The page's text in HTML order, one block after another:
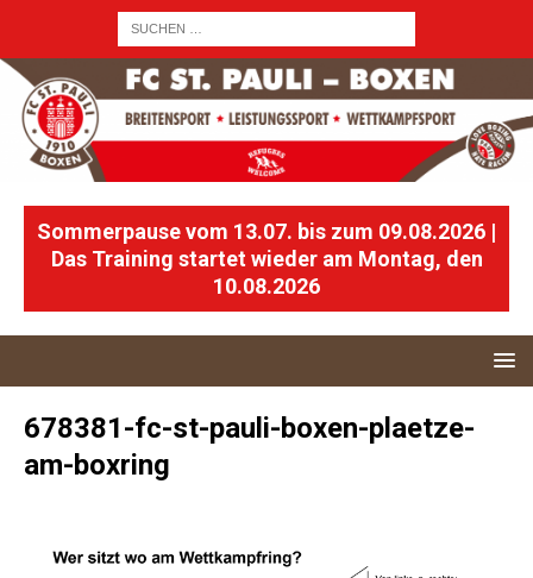
Sommerpause vom 13.07. bis zum 09.08.2026 |
Das Training startet wieder am Montag, den
10.08.2026
678381-fc-st-pauli-boxen-plaetze-
am-boxring